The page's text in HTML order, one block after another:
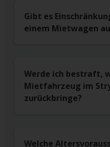
Gibt es
einem Mietwagen
Werde ich bestraft,
Mietfahrzeug im
zurückbringe?
Welche